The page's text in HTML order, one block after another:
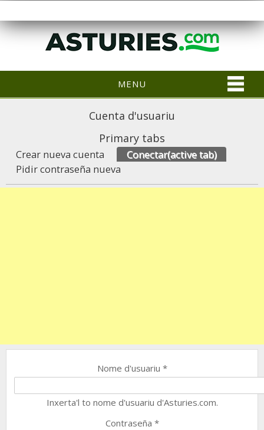
MENU
Cuenta d'usuariu
Primary tabs
Crear nueva cuenta Conectar(active tab)
Pidir contraseña nueva
Nome d'usuariu *
Inxerta'l to nome d'usuariu d'Asturies.com.
Contraseña *